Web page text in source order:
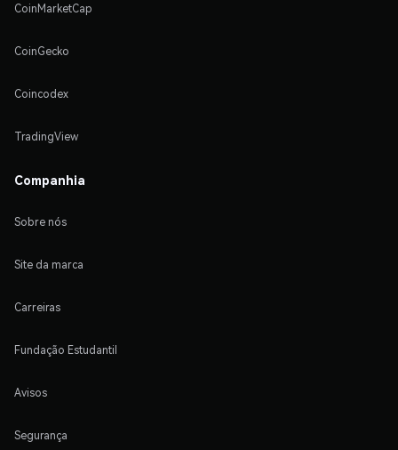
CoinMarketCap
CoinGecko
Coincodex
TradingView
Companhia
Sobre nós
Site da marca
Carreiras
Fundação Estudantil
Avisos
Segurança